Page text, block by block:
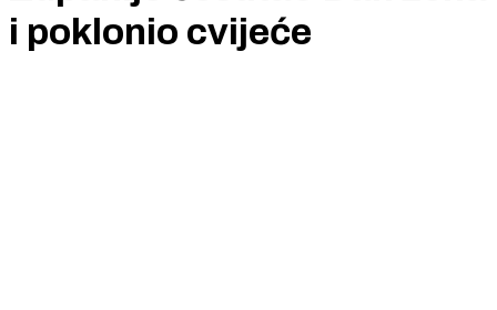
i poklonio cvijeće